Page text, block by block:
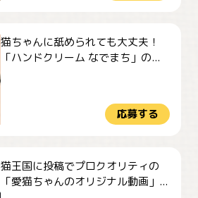
猫ちゃんに舐められても大丈夫！
「ハンドクリーム なでまち」の...
応募する
猫王国に投稿でプロクオリティの
「愛猫ちゃんのオリジナル動画」...